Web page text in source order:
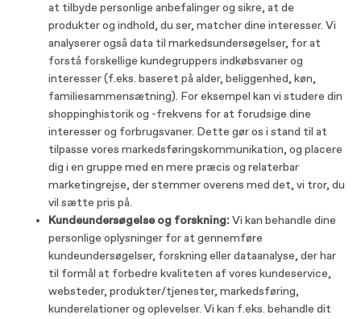
at tilbyde personlige anbefalinger og sikre, at de
produkter og indhold, du ser, matcher dine interesser. Vi
analyserer også data til markedsundersøgelser, for at
forstå forskellige kundegruppers indkøbsvaner og
interesser (f.eks. baseret på alder, beliggenhed, køn,
familiesammensætning). For eksempel kan vi studere din
shoppinghistorik og -frekvens for at forudsige dine
interesser og forbrugsvaner. Dette gør os i stand til at
tilpasse vores markedsføringskommunikation, og placere
dig i en gruppe med en mere præcis og relaterbar
marketingrejse, der stemmer overens med det, vi tror, ​​du
vil sætte pris på.
Kundeundersøgelse og forskning:Vi kan behandle dine
personlige oplysninger for at gennemføre
kundeundersøgelser, forskning eller dataanalyse, der har
til formål at forbedre kvaliteten af vores kundeservice,
websteder, produkter/tjenester, markedsføring,
kunderelationer og oplevelser. Vi kan f.eks. behandle dit